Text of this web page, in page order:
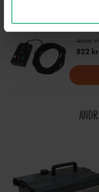
Antari
822 kr